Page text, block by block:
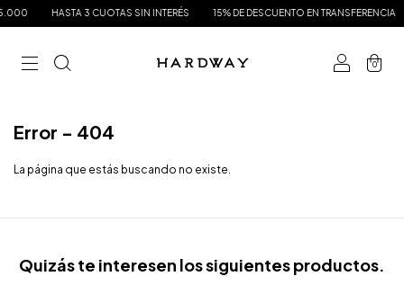
HASTA 3 CUOTAS SIN INTERÉS 15% DE DESCUENTO EN TRANSFERENCIA
0
Error - 404
La página que estás buscando no existe.
Quizás te interesen los siguientes productos.